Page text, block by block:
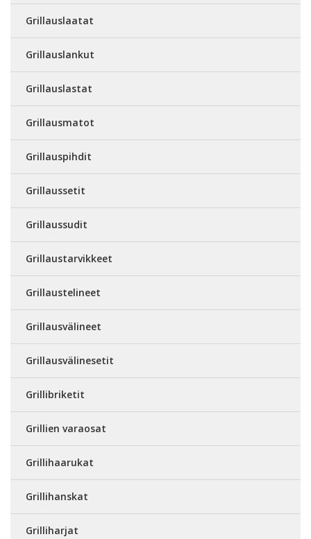
Grillauslaatat
Grillauslankut
Grillauslastat
Grillausmatot
Grillauspihdit
Grillaussetit
Grillaussudit
Grillaustarvikkeet
Grillaustelineet
Grillausvälineet
Grillausvälinesetit
Grillibriketit
Grillien varaosat
Grillihaarukat
Grillihanskat
Grilliharjat